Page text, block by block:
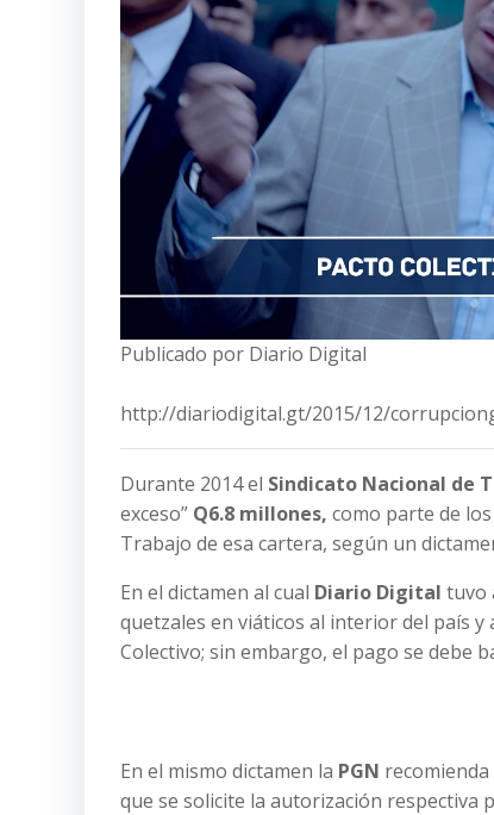
Publicado por Diario Digital
http://diariodigital.gt/2015/12/
Durante 2014 el Sindicato Nacional de
exceso” Q6.8 millones, como parte de
Trabajo de esa cartera, según un
En el dictamen al cual Diario Digital tuvo
quetzales en viáticos al interior del país
Colectivo; sin embargo, el pago se debe
En el mismo dictamen la PGN
que se solicite la autorización respectiva